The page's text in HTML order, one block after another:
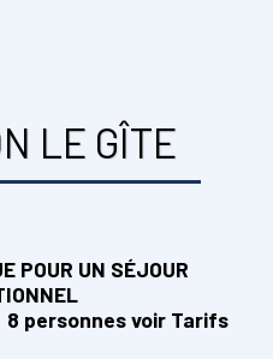
LE GÎTE
POUR UN SÉJOUR
personnes voir Tarifs